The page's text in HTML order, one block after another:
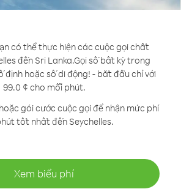
có thể thực hiện các cuộc gọi chất
đến Sri Lanka.Gọi số bất kỳ trong
định hoặc số di động! - bắt đầu chỉ với
99.0 ¢ cho mỗi phút.
gói cước cuộc gọi để nhận mức phí
tốt nhất đến Seychelles.
Xem biểu phí